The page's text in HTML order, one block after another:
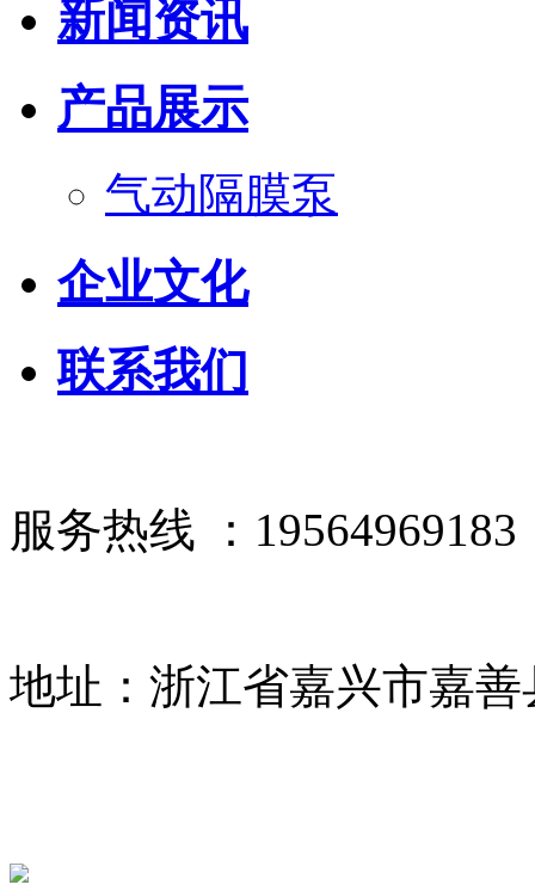
新闻资讯
产品展示
气动隔膜泵
企业文化
联系我们
服务热线 ：19564969183
地址：浙江省嘉兴市嘉